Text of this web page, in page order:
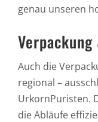
genau unseren
Verpackung
Auch die
regional –
UrkornPuristen.
die Abläufe